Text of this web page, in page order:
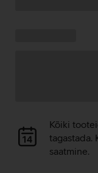
Andmete
laadimine
Kõiki
tagastada.
saatmine.